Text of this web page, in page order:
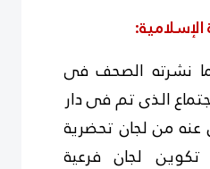
الإسلامية:
نشرته الصحف فى
الذى تم فى دار
عنه من لجان تحضرية
تكوين لجان فرعية